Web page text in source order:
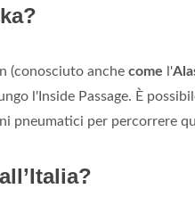
(conosciuto anche come l'
l'Inside Passage. È
pneumatici per percorrere